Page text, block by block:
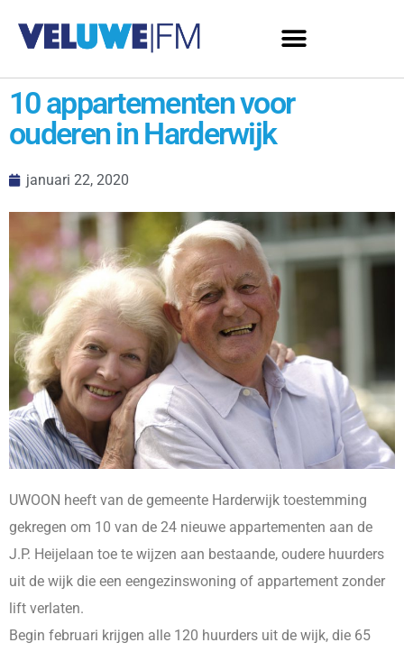
10 appartementen voor
ouderen in Harderwijk
januari 22, 2020
UWOON heeft van de gemeente Harderwijk toestemming
gekregen om 10 van de 24 nieuwe appartementen aan de
J.P. Heijelaan toe te wijzen aan bestaande, oudere huurders
uit de wijk die een eengezinswoning of appartement zonder
lift verlaten.
Begin februari krijgen alle 120 huurders uit de wijk, die 65